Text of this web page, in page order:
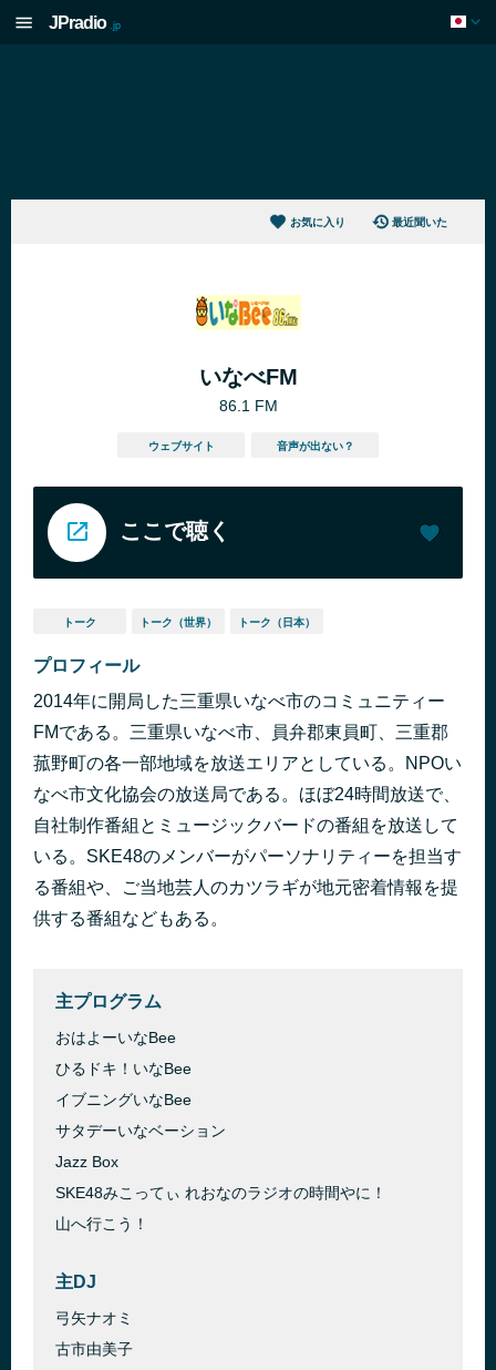
JPradio .jp
お気に入り 最近聞いた
いなべFM
86.1 FM
ウェブサイト 音声が出ない？
ここで聴く
トーク トーク（世界） トーク（日本）
プロフィール
2014年に開局した三重県いなべ市のコミュニティー
FMである。三重県いなべ市、員弁郡東員町、三重郡
菰野町の各一部地域を放送エリアとしている。NPOい
なべ市文化協会の放送局である。ほぼ24時間放送で、
自社制作番組とミュージックバードの番組を放送して
いる。SKE48のメンバーがパーソナリティーを担当す
る番組や、ご当地芸人のカツラギが地元密着情報を提
供する番組などもある。
主プログラム
おはよーいなBee
ひるドキ！いなBee
イブニングいなBee
サタデーいなベーション
Jazz Box
SKE48みこってぃ れおなのラジオの時間やに！
山へ行こう！
主DJ
弓矢ナオミ
古市由美子